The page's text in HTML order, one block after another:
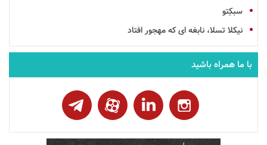
سبکِتو
نیکلا تسلا، نابغه ای که مهجور افتاد
با ما همراه باشید